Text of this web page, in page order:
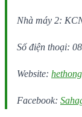
Nhà máy 2:
Số điện thoại:
Website:
Facebook: